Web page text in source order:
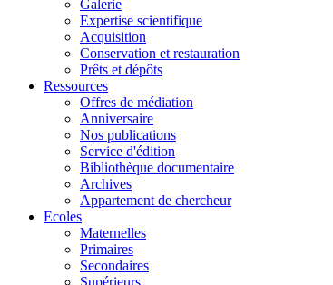
Galerie
Expertise scientifique
Acquisition
Conservation et restauration
Prêts et dépôts
Ressources
Offres de médiation
Anniversaire
Nos publications
Service d'édition
Bibliothèque documentaire
Archives
Appartement de chercheur
Ecoles
Maternelles
Primaires
Secondaires
Supérieurs